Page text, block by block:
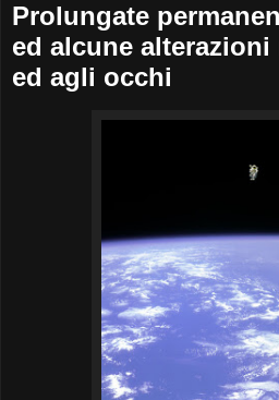
Prolungate
ed alcune
ed agli occhi